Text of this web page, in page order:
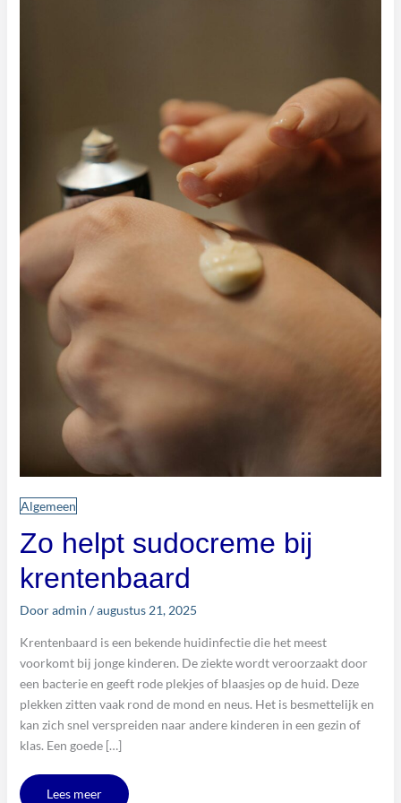
Algemeen
Zo helpt sudocreme bij
krentenbaard
Dooradmin /augustus 21, 2025
Krentenbaard is een bekende huidinfectie die het meest
voorkomt bij jonge kinderen. De ziekte wordt veroorzaakt door
een bacterie en geeft rode plekjes of blaasjes op de huid. Deze
plekken zitten vaak rond de mond en neus. Het is besmettelijk en
kan zich snel verspreiden naar andere kinderen in een gezin of
klas. Een goede […]
Lees meer